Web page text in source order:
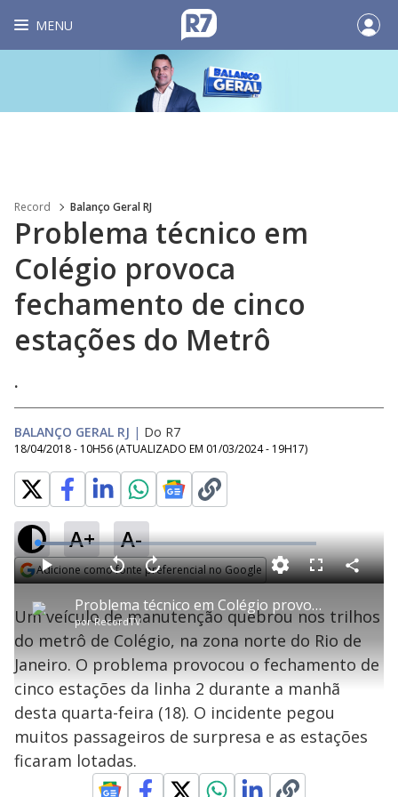
MENU
Record Balanço Geral RJ
Problema técnico em
Colégio provoca
fechamento de cinco
estações do Metrô
.
BALANÇO GERAL RJ | Do R7
18/04/2018 - 10H56 (ATUALIZADO EM 01/03/2024 - 19H17)
A+ A-
Adicione como fonte preferencial no Google
P
l
a
y
Problema técnico em Colégio provoca fechamento de cinco estações do Metrô
porRecordTV
P V
t
a
r
1
0
e
g
n
d
o
s
A
a
n
ç
a
1
0
s
e
u
n
o
s
L
o
a
d
e
2
.
1
9
F
l
s
c
r
e
n
C
o
a
r
i
l
a
Um veículo de manutenção quebrou nos trilhos
do metrô de Colégio, na zona norte do Rio de
Janeiro. O problema provocou o fechamento de
cinco estações da linha 2 durante a manhã
desta quarta-feira (18). O incidente pegou
muitos passageiros de surpresa e as estações
ficaram lotadas.